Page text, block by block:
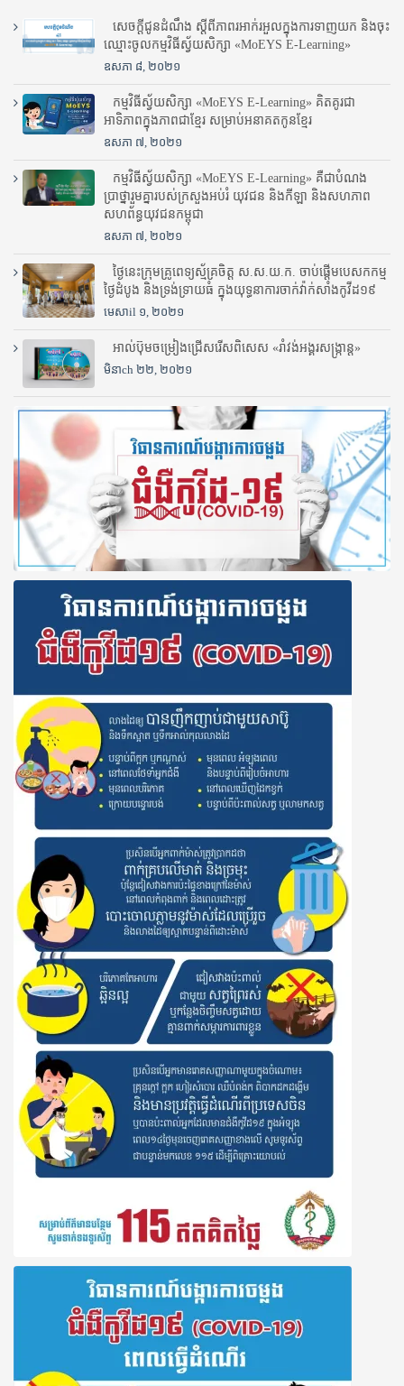
សេចក្តីជូនដំណឹង ស្តី​ពីភាព​រអាក់រអួល​ក្នុងការ​ទាញ​យក និង​ចុះ​
ឈ្មោះ​ចូល​កម្មវិធី​ស្វ័យសិក្សា «MoEYS E-Learning»
ឧសភា ៨, ២០២១
កម្មវិធីស្វ័យសិក្សា «MoEYS E-Learning» គិតគូរជា
អាទិភាពក្នុងភាពជាខ្មែរ សម្រាប់អនាគតកូនខ្មែរ
ឧសភា ៧, ២០២១
កម្មវិធីស្វ័យសិក្សា «MoEYS E-Learning» គឺជាបំណង
ប្រាថ្នារួមគ្នារបស់ក្រសួងអប់រំ​ យុវជន និងកីឡា និងសហភាព
សហព័ន្ធយុវជនកម្ពុជា
ឧសភា ៧, ២០២១
ថ្ងៃនេះក្រុមគ្រូពេទ្យស្ម័គ្រចិត្ត ស.ស.យ.ក. ចាប់ផ្តើមបេសកកម្ម
ថ្ងៃដំបូង និងទ្រង់ទ្រាយធំ ក្នុងយុទ្ធនាការចាក់វ៉ាក់សាំងកូវីដ១៩
មេសាil ១, ២០២១
អាល់ប៊ុមចម្រៀងជ្រើសរើសពិសេស «រាំវង់អង្គរសង្ក្រាន្ត»
មិនាch ២២, ២០២១